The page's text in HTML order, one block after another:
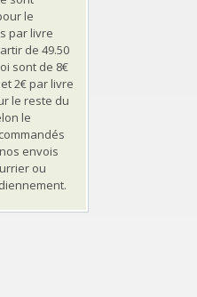
le
par livre
de 49.50
sont de 8€
2€ par livre
le reste du
le
envois
ou